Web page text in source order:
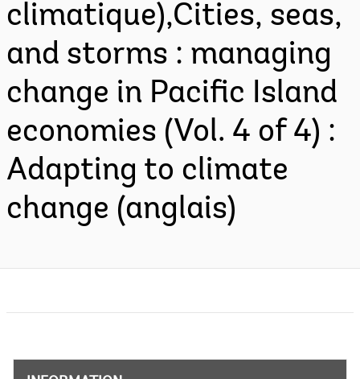
climatique),Cities, seas,
and storms : managing
change in Pacific Island
economies (Vol. 4 of 4) :
Adapting to climate
change (anglais)